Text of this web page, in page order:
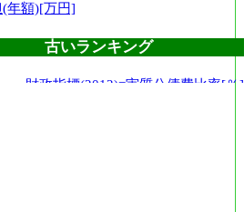
(年額)[万円]
古いランキング
財政指標(2012)=実質公債費比率[％]